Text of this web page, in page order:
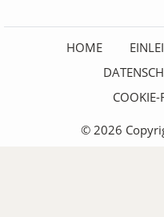
HOME
COOKIE-
© 2026